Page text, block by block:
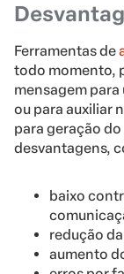
Ferramentas de
todo momento,
mensagem
ou para auxiliar
para geração
desvantagens,
baixo
redução
aumento